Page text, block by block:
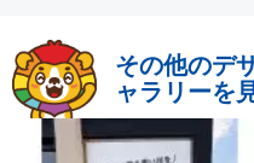
その他のデ
ャラリーを